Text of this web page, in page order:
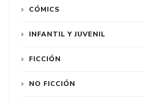
CÓMICS
INFANTIL Y JUVENIL
FICCIÓN
NO FICCIÓN